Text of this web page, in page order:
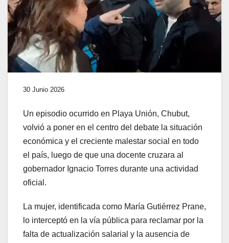
30 Junio 2026
Un episodio ocurrido en Playa Unión, Chubut,
volvió a poner en el centro del debate la situación
económica y el creciente malestar social en todo
el país, luego de que una docente cruzara al
gobernador Ignacio Torres durante una actividad
oficial.
La mujer, identificada como María Gutiérrez Prane,
lo interceptó en la vía pública para reclamar por la
falta de actualización salarial y la ausencia de